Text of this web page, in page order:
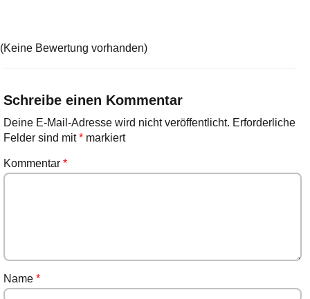
(Keine Bewertung vorhanden)
Schreibe einen Kommentar
Deine E-Mail-Adresse wird nicht veröffentlicht. Erforderliche
Felder sind mit*markiert
Kommentar *
Name *